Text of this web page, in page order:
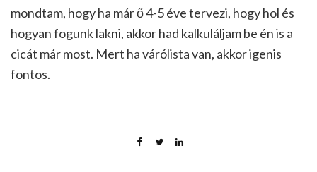
mondtam, hogy ha már ő 4-5 éve tervezi, hogy hol és
hogyan fogunk lakni, akkor had kalkuláljam be én is a
cicát már most. Mert ha várólista van, akkor igenis
fontos.